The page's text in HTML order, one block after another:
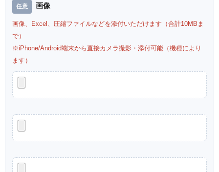
画像
画像、Excel、圧縮ファイルなどを添付いただけます（合計10MBま
で）
※iPhone/Android端末から直接カメラ撮影・添付可能（機種により
ます）